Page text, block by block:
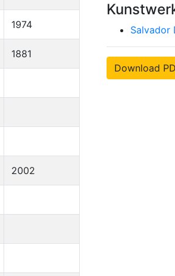
1974
1881
2002
Salvador
Download